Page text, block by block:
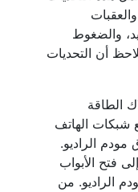
والضغوط
أن التحديات
الطاقة
شبكات الهاتف
الراديو.
فتح الأبواب
الراديو. من